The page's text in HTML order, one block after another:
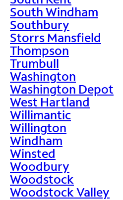
South Windham
Southbury
Storrs Mansfield
Thompson
Trumbull
Washington
Washington Depot
West Hartland
Willimantic
Willington
Windham
Winsted
Woodbury
Woodstock
Woodstock Valley